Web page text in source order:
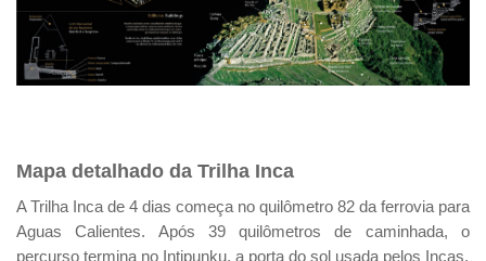
Mapa detalhado da Trilha Inca
A Trilha Inca de 4 dias começa no quilômetro 82 da ferrovia para
Aguas Calientes. Após 39 quilômetros de caminhada, o
percurso termina no Intipunku, a porta do sol usada pelos Incas.